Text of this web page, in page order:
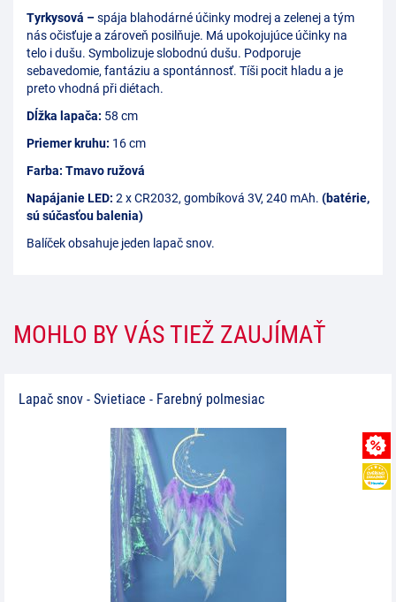
Tyrkysová –spája blahodárné účinky modrej a zelenej a tým
nás očisťuje a zároveň posilňuje. Má upokojujúce účinky na
telo i dušu. Symbolizuje slobodnú dušu. Podporuje
sebavedomie, fantáziu a spontánnosť. Tíši pocit hladu a je
preto vhodná při diétach.
Dĺžka lapača: 58 cm
Priemer kruhu: 16 cm
Farba: Tmavo ružová
Napájanie LED: 2 x CR2032, gombíková 3V, 240 mAh. (batérie,
sú súčasťou balenia)
Balíček obsahuje jeden lapač snov.
MOHLO BY VÁS TIEŽ ZAUJÍMAŤ
Lapač snov - Svietiace - Farebný polmesiac